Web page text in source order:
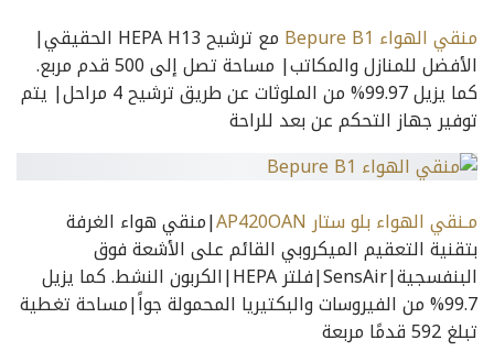
منقي الهواء Bepure B1
مع ترشيح HEPA H13 الحقيقي|
الأفضل للمنازل والمكاتب| مساحة تصل إلى 500 قدم مربع.
كما يزيل 99.97% من الملوثات عن طريق ترشيح 4 مراحل| يتم
توفير جهاز التحكم عن بعد للراحة
مـنقي الهواء بلو ستار AP420OAN
|منقي هواء الغرفة
بتقنية التعقيم الميكروبي القائم على الأشعة فوق
البنفسجية|SensAir|فلتر HEPA|الكربون النشط. كما يزيل
99.7% من الفيروسات والبكتيريا المحمولة جواً|مساحة تغطية
تبلغ 592 قدمًا مربعة